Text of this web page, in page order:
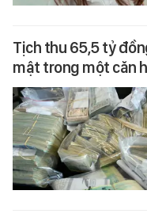
Tịch thu 65,5 tỷ
mật trong một căn